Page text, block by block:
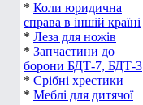
* Коли юридична
справа в іншій країні
* Леза для ножів
* Запчастини до
борони БДТ-7, БДТ-3
* Срібні хрестики
* Меблі для дитячої